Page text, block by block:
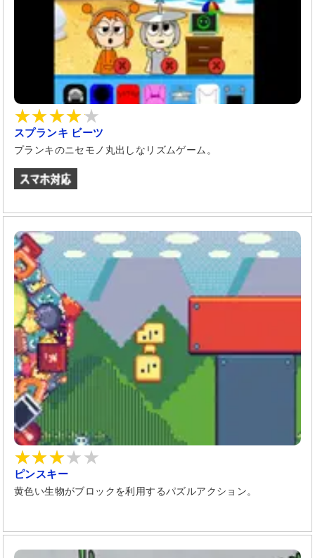
スプランキ ビーツ
プランキのニセモノ丸出しなリズムゲーム。
ピンスキー
黄色い生物がブロックを利用するパズルアクション。